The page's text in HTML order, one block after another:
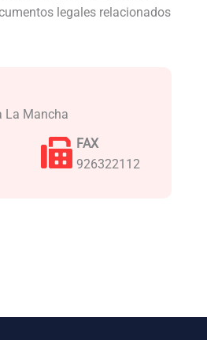
legales relacionados
La Mancha
FAX
926322112